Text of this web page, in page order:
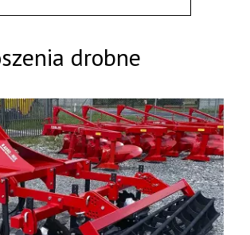
drobne